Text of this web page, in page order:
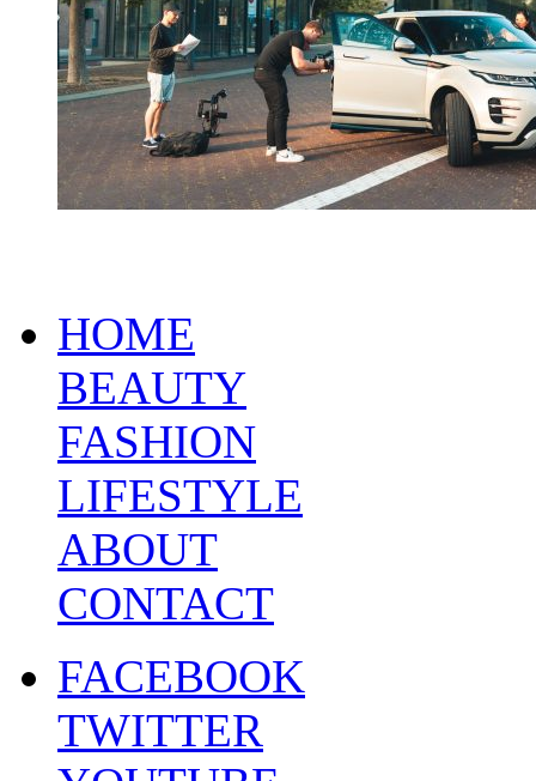
HOME
BEAUTY
FASHION
LIFESTYLE
ABOUT
CONTACT
FACEBOOK
TWITTER